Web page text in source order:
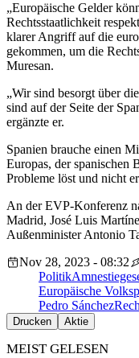
„Europäische Gelder
Rechtsstaatlichkeit
klarer Angriff auf die
gekommen, um die
Muresan.
„Wir sind besorgt über
sind auf der Seite der
ergänzte er.
Spanien brauche einen
Europas, der spanischen
Probleme löst und nicht
An der EVP-Konferenz
Madrid, José Luis
Außenminister Antonio
Nov 28, 2023 - 08:32
Politik
Europäische
Pedro Sánchez
Drucken Aktie
MEIST GELESEN